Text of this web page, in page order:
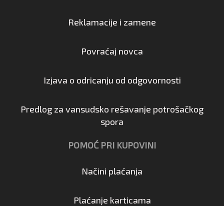
Reklamacije i zamene
Povraćaj novca
Izjava o odricanju od odgovornosti
Predlog za vansudsko rešavanje potrošačkog
spora
POMOĆ PRI KUPOVINI
Načini plaćanja
Plaćanje karticama